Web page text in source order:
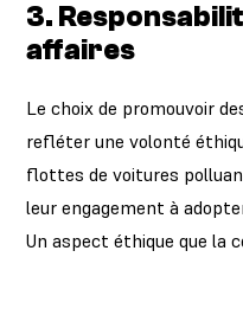
3.
affaires
Le choix de promouvoir
refléter une volonté
flottes de voitures
leur engagement à
Un aspect éthique que la